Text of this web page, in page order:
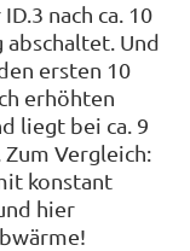
nach ca. 10
Und
ersten 10
erhöhten
liegt bei ca. 9
Vergleich:
konstant
hier